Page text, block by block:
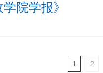
学院学报》
1 2